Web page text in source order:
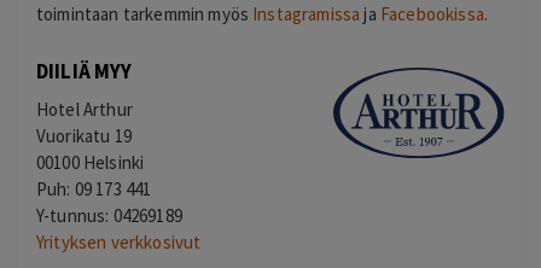
toimintaan tarkemmin myös Instagramissa ja Facebookissa.
DIILIÄ MYY
Hotel Arthur
Vuorikatu 19
00100 Helsinki
Puh: 09 173 441
Y-tunnus: 04269189
Yrityksen verkkosivut